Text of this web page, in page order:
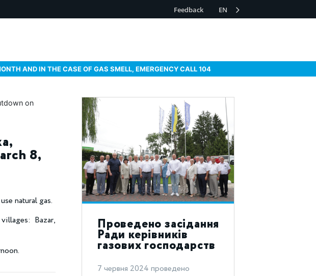
Feedback EN
AND IN THE CASE OF GAS SMELL, EMERGENCY CALL 104
8,
natural gas.
Bazar,
Проведено засідання
Ради керівників
газових господарств
Тернопільщини
7 червня 2024 проведено